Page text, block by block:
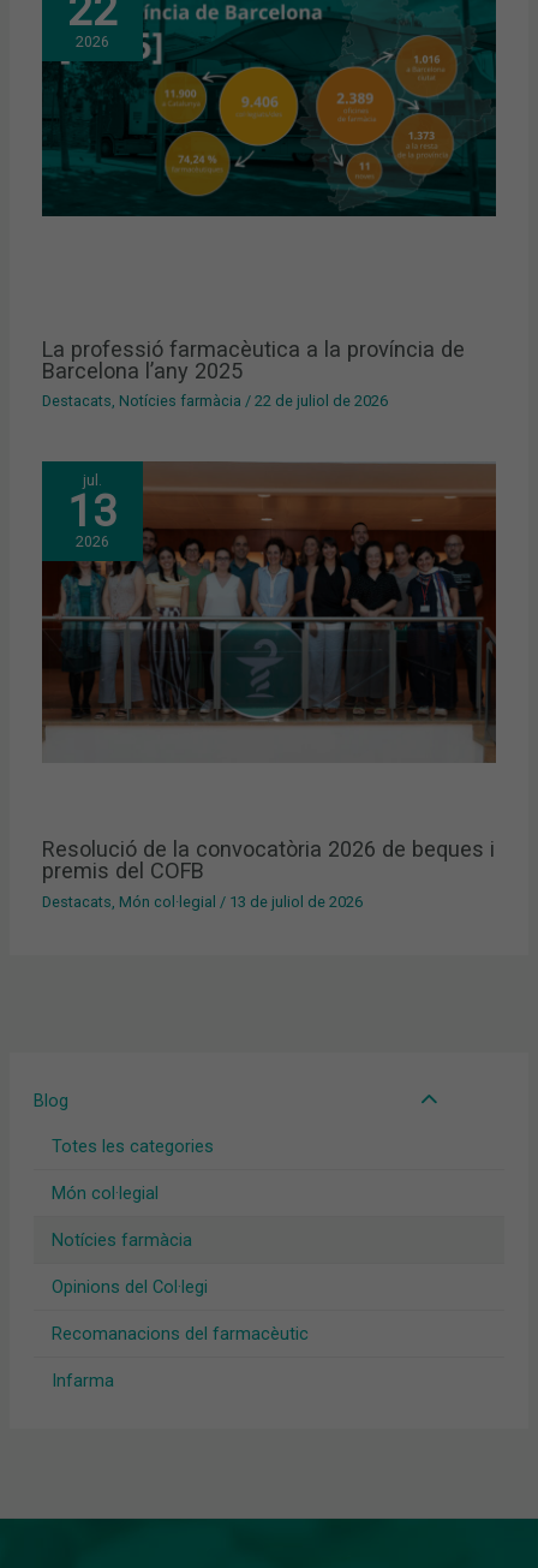
Blog
Totes les categories
Món col·legial
Notícies farmàcia
Opinions del Col·legi
Recomanacions del farmacèutic
Infarma
2026
La professió farmacèutica a la província de
Barcelona l’any 2025
Destacats, Notícies farmàcia /22 de juliol de 2026
jul.
13
2026
Resolució de la convocatòria 2026 de beques i
premis del COFB
Destacats Món col·legial / 13 de juliol de 2026